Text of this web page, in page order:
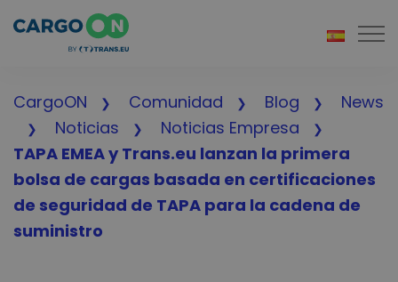
CargoON Comunidad Blog
News
Noticias
Noticias Empresa
TAPA EMEA y Trans.eu lanzan la primera
bolsa de cargas basada en certificaciones
de seguridad de TAPA para la cadena de
suministro